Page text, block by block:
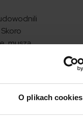
O plikach cookies
muszą